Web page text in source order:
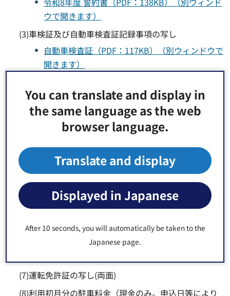
You can translate and display in
the same language as the web
browser language.
Translate and display
Displayed in Japanese
After 10 seconds, you will automatically be taken to the
Japanese page.
ウで開きます）
(3)車検証及び自動車検査証記録事項の写し
自動車検査証（PDF：117KB）（別ウィンドウで
開きます）
ンドウで開きます）
（注釈）納車前の場合
車の売買契約書の写し、またはこれに準じる書類
納車日、車のサイズが確認できる書類の写しが必
要
(4)口座振替依頼書(経理課管財係にてお渡しします)
(5)引落し口座確認書類の写し
（注釈）通帳やキャッシュカード等、引落し口座の
情報が確認できる書類の写しが必要
(7)運転免許証の写し(両面)
(8)利用初月分の駐車料金（現金のみ。申込日等により